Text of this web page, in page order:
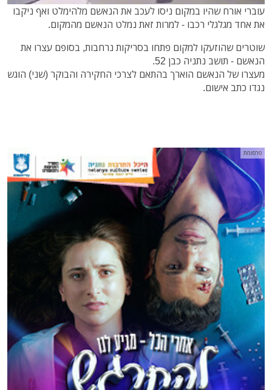
עוברי אורח שהיו במקום ניסו לעכב את הנאשם מלהימלט ואף ניקבו
את אחד מגלגלי רכבו - למרות זאת נמלט הנאשם מהמקום.
שוטרים שהוזעקו למקום פתחו בסריקות נרחבות, בסופם עצרו את
הנאשם - תושב נתניה כבן 52.
מעצרו של הנאשם הוארך בהתאם לצרכי החקירה והבוקר (שני) הוגש
נגדו כתב אישום.
פרסומת